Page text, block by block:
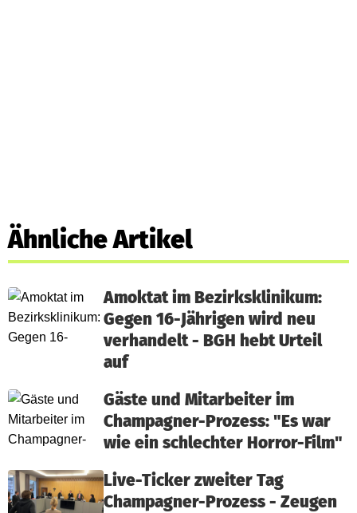
Ähnliche Artikel
Amoktat im Bezirksklinikum:
Gegen 16-Jährigen wird neu
verhandelt - BGH hebt Urteil
auf
Gäste und Mitarbeiter im
Champagner-Prozess: "Es war
wie ein schlechter Horror-Film"
Live-Ticker zweiter Tag
Champagner-Prozess - Zeugen